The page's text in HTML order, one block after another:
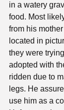
in a watery
food. Most
from his
located in
they were
adopted with
ridden due to
legs. He
use him as a